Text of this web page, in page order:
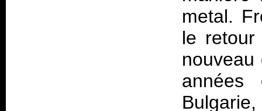
metal.
le retour
années